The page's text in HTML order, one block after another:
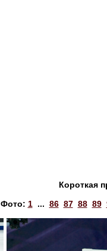
Короткая
Фото: 1... 86 87 88 89